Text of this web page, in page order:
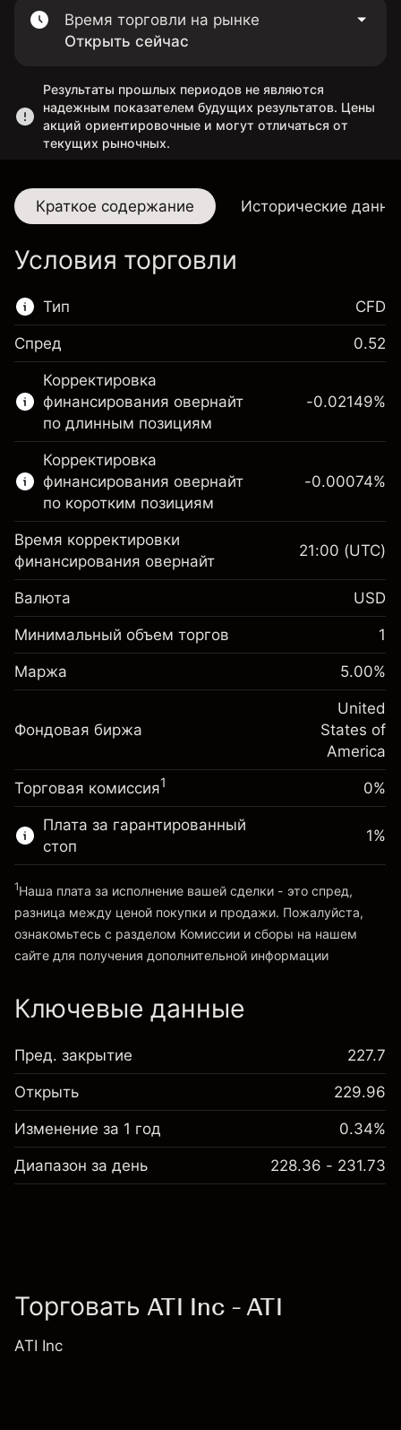
Время торговли на рынке
Открыть сейчас
Результаты прошлых периодов не являются
надежным показателем будущих результатов. Цены
акций ориентировочные и могут отличаться от
текущих рыночных.
Краткое содержание Исторические
Условия торговли
Тип
Этот финансовый рынок доступен для
торговли CFD.
Подробнее о:
CFD
CFD
Спред 0.52
Корректировка
финансирования овернайт
по длинным позициям
Маржа. Ваши
инвестиции
$1,000.00
Корректировка за
овернайт
Сборы рассчитываются от
полной стоимости позиции
%
(-$4.30)
~$20,000.00
$19,000.00
-0.02149%
Корректировка
финансирования овернайт
по коротким позициям
Маржа. Ваши
инвестиции
$1,000.00
овернайт
полной стоимости позиции
-0.000738
%
(-$0.15)
Размер сделки с левереджем
~$20,000.00
Средства от левереджа ~ $
Перейти на платформу
-0.00074%
Время корректировки
финансирования овернайт
21:00 (UTC)
Валюта USD
Минимальный объем торгов 1
Маржа 5.00%
Фондовая биржа
United
States of
America
Торговая комиссия1 0%
Плата за гарантированный
стоп
«Комиссии и сборы»
1%
1Наша плата за исполнение вашей сделки - это спред,
разница между ценой покупки и продажи. Пожалуйста,
ознакомьтесь с разделом Комиссии и сборы на нашем
сайте для получения дополнительной информации
Ключевые данные
Пред. закрытие 227.7
Открыть 229.96
Изменение за 1 год 0.34%
Диапазон за день 228.36 - 231.73
Торговать ATI Inc - ATI
ATI Inc